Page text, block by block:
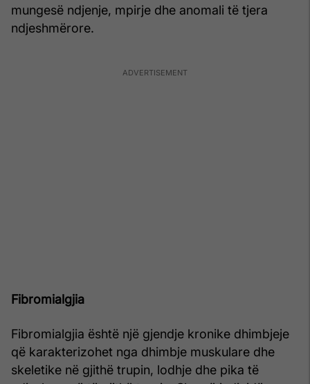
mungesë ndjenje, mpirje dhe anomali të tjera
ndjeshmërore.
Fibromialgjia
Fibromialgjia është një gjendje kronike dhimbjeje
që karakterizohet nga dhimbje muskulare dhe
skeletike në gjithë trupin, lodhje dhe pika të